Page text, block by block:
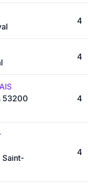
4
4
53200
4
4